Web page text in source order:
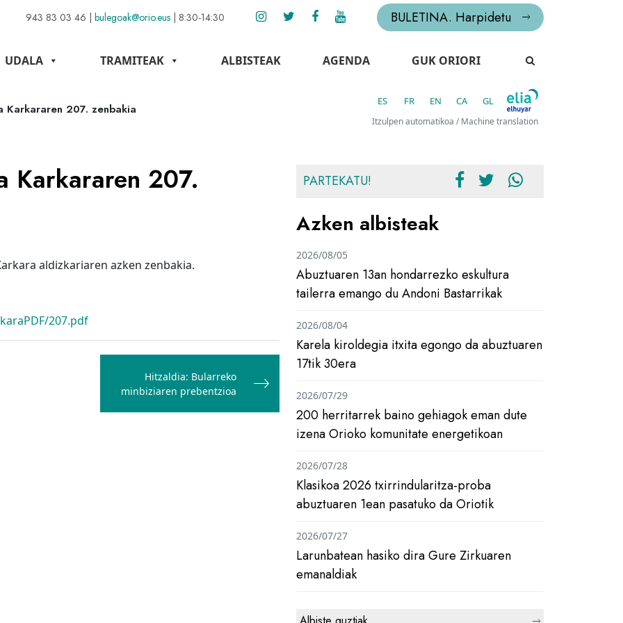
943 83 03 46 | bulegoak@orio.eus | 8:30-14:30 BULETINA. Harpidetu
UDALA TRAMITEAK ALBISTEAK AGENDA GUK ORIORI
Karkararen 207. zenbakia
ES FR EN CA GL
Itzulpen automatikoa / Machine translation
Karkararen 207.
aldizkariaren azken zenbakia.
207.pdf
Hitzaldia: Bularreko
minbiziaren prebentzioa
PARTEKATU!
Azken albisteak
Abuztuaren 13an hondarrezko eskultura
tailerra emango du Andoni Bastarrikak
2026/08/05
Karela kiroldegia itxita egongo da abuztuaren
17tik 30era
2026/08/04
200 herritarrek baino gehiagok eman dute
izena Orioko komunitate energetikoan
2026/07/29
Klasikoa 2026 txirrindularitza-proba
abuztuaren 1ean pasatuko da Oriotik
2026/07/28
Larunbatean hasiko dira Gure Zirkuaren
emanaldiak
2026/07/27